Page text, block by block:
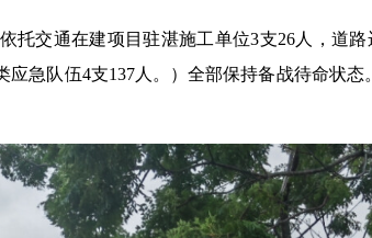
托交通在建项目驻湛施工单位3支26人，道
急队伍4支137人。）全部保持备战待命状